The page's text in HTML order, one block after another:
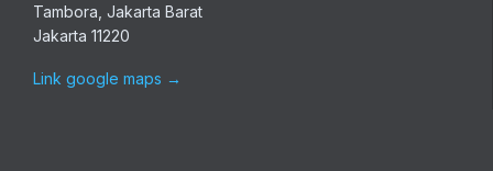
Tambora, Jakarta Barat
Jakarta 11220
Link google maps →